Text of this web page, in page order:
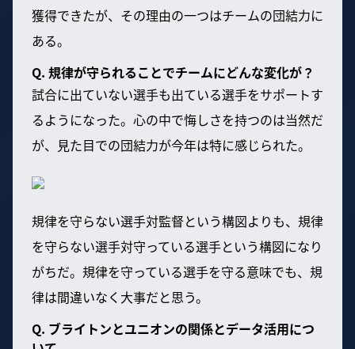
獲得できたが、その理由の一つはチームの団結力に
ある。
Q. 規律が守られることでチームにどんな変化が？
試合に出ていない選手も出ている選手をサポートす
るようになった。心の中で悔しさを持つのは当然だ
が、見た目での団結力が今年は特に感じられた。
規律を守らない選手対監督という構図よりも、規律
を守らない選手対守っている選手という構図になり
がちだ。規律を守っている選手を守る意味でも、規
律は間違いなく大事だと思う。
Q. ブライトンとユニオンの関係とデータ活用につ